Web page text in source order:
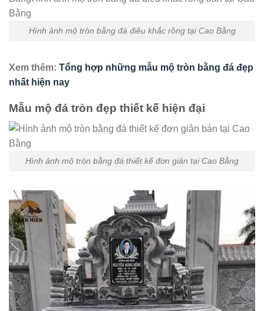
Hình ảnh mộ tròn bằng đá điêu khắc rồng tại Cao Bằng
Xem thêm: Tổng hợp những mẫu mộ tròn bằng đá đẹp
nhất hiện nay
Mẫu mộ đá tròn đẹp thiết kế hiện đại
Hình ảnh mộ tròn bằng đá thiết kế đơn giản tại Cao Bằng